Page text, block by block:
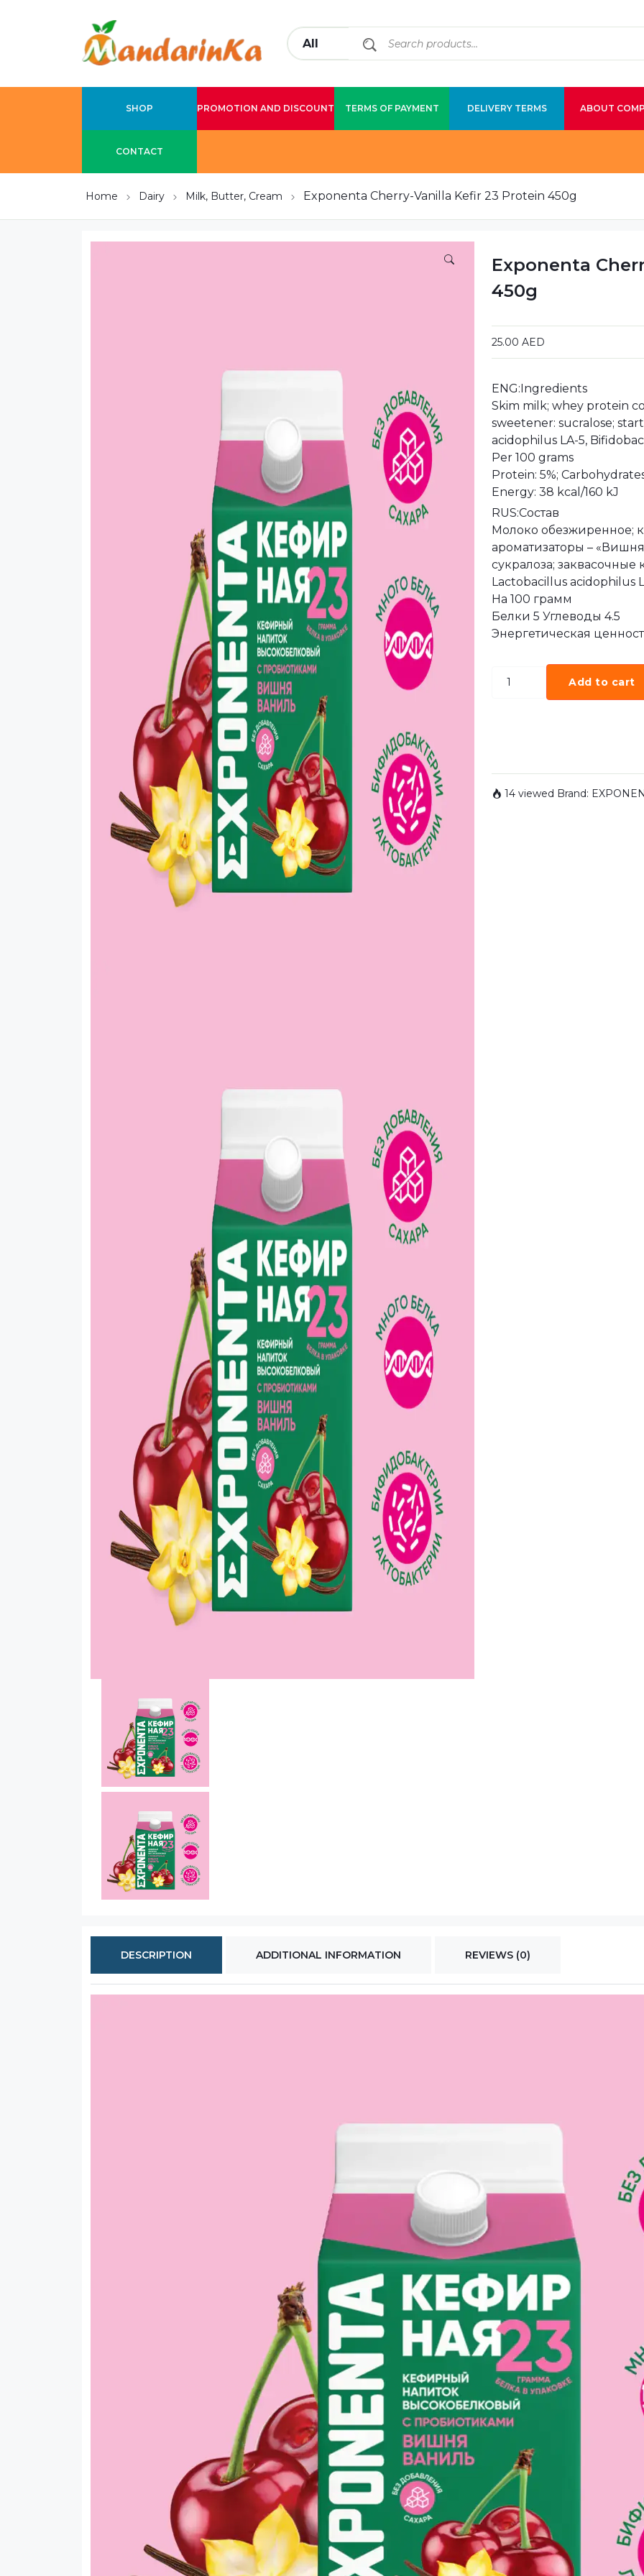
SHOP PROMOTION AND DISCOUNT TERMS OF PAYMENT DELIVERY TERMS ABOUT
CONTACT
Home Dairy Milk, Butter, Cream Exponenta Cherry-Vanilla Kefir 23 Protein 450g
Exponenta
450g
25.00 AED
ENG:Ingredients
Skim milk; whey protein
sweetener: sucralose;
acidophilus LA-5,
Per 100 grams
Protein: 5%;
Energy: 38 kcal/160 kJ
RUS:Состав
Молоко обезжиренное;
ароматизаторы –
сукралоза; заквасочные
Lactobacillus acidophilus
На 100 грамм
Белки 5 Углеводы 4.5
Энергетическая
Add to cart
14 viewed Brand:
DESCRIPTION ADDITIONAL INFORMATION REVIEWS (0)